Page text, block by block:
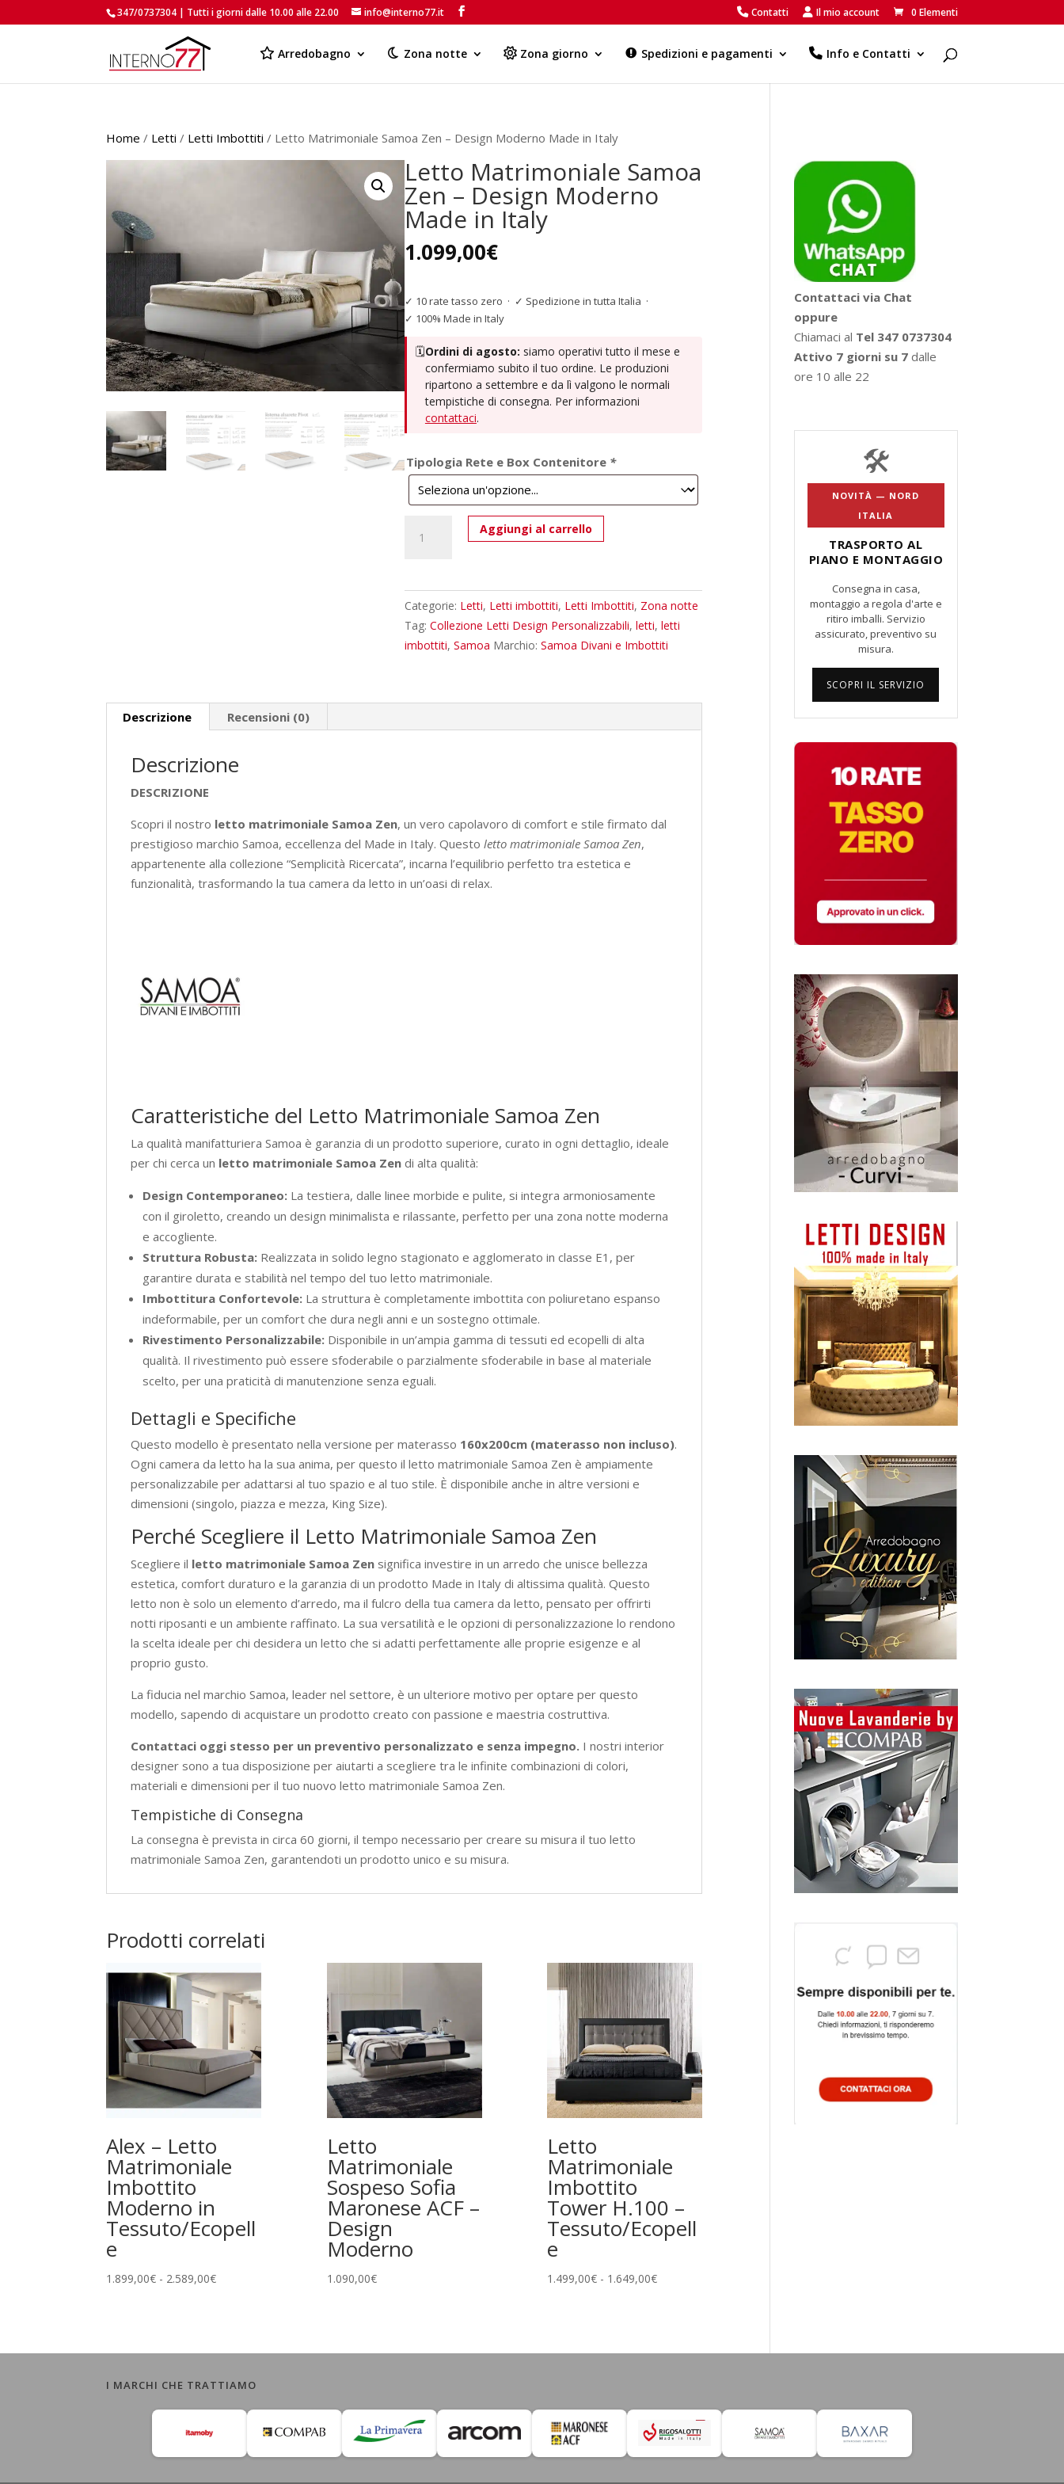
347/0737304 | Tutti i giorni dalle 10.00 alle 22.00 info@interno77.it Contatti Il mio account 0 Elementi
Arredobagno Zona notte Zona giorno Spedizioni e pagamenti Info e Contatti
Products
Home / Letti / Letti Imbottiti / Letto Matrimoniale Samoa Zen – Design Moderno Made in Italy
Letto Matrimoniale Samoa
Zen – Design Moderno
Made in Italy
1.099,00€
✓ 10 rate tasso zero · ✓ Spedizione in tutta Italia ·
✓ 100% Made in Italy
🗓️Ordini di agosto: siamo operativi tutto il mese e
confermiamo subito il tuo ordine. Le produzioni
ripartono a settembre e da lì valgono le normali
tempistiche di consegna. Per informazioni
contattaci.
Tipologia Rete e Box Contenitore *
Matrimoniale
-
Design
Moderno
Italy
Aggiungi al carrello
Categorie: Letti, Letti imbottiti, Letti Imbottiti, Zona notte
Tag: Collezione Letti Design Personalizzabili, letti, letti
imbottiti, Samoa Marchio: Samoa Divani e Imbottiti
Descrizione Recensioni (0)
Descrizione
DESCRIZIONE
Scopri il nostro letto matrimoniale Samoa Zen, un vero capolavoro di comfort e stile firmato dal
prestigioso marchio Samoa, eccellenza del Made in Italy. Questoletto matrimoniale Samoa Zen,
appartenente alla collezione “Semplicità Ricercata”, incarna l’equilibrio perfetto tra estetica e
funzionalità, trasformando la tua camera da letto in un’oasi di relax.
Caratteristiche del Letto Matrimoniale Samoa Zen
La qualità manifatturiera Samoa è garanzia di un prodotto superiore, curato in ogni dettaglio, ideale
per chi cerca un letto matrimoniale Samoa Zen di alta qualità:
Design Contemporaneo: La testiera, dalle linee morbide e pulite, si integra armoniosamente
con il giroletto, creando un design minimalista e rilassante, perfetto per una zona notte moderna
e accogliente.
Struttura Robusta: Realizzata in solido legno stagionato e agglomerato in classe E1, per
garantire durata e stabilità nel tempo del tuo letto matrimoniale.
Imbottitura Confortevole: La struttura è completamente imbottita con poliuretano espanso
indeformabile, per un comfort che dura negli anni e un sostegno ottimale.
Rivestimento Personalizzabile: Disponibile in un’ampia gamma di tessuti ed ecopelli di alta
qualità. Il rivestimento può essere sfoderabile o parzialmente sfoderabile in base al materiale
scelto, per una praticità di manutenzione senza eguali.
Dettagli e Specifiche
Questo modello è presentato nella versione per materasso 160x200cm (materasso non incluso).
Ogni camera da letto ha la sua anima, per questo il letto matrimoniale Samoa Zen è ampiamente
personalizzabile per adattarsi al tuo spazio e al tuo stile. È disponibile anche in altre versioni e
dimensioni (singolo, piazza e mezza, King Size).
Perché Scegliere il Letto Matrimoniale Samoa Zen
Scegliere il letto matrimoniale Samoa Zen significa investire in un arredo che unisce bellezza
estetica, comfort duraturo e la garanzia di un prodotto Made in Italy di altissima qualità. Questo
letto non è solo un elemento d’arredo, ma il fulcro della tua camera da letto, pensato per offrirti
notti riposanti e un ambiente raffinato. La sua versatilità e le opzioni di personalizzazione lo rendono
la scelta ideale per chi desidera un letto che si adatti perfettamente alle proprie esigenze e al
proprio gusto.
La fiducia nel marchio Samoa, leader nel settore, è un ulteriore motivo per optare per questo
modello, sapendo di acquistare un prodotto creato con passione e maestria costruttiva.
Contattaci oggi stesso per un preventivo personalizzato e senza impegno. I nostri interior
designer sono a tua disposizione per aiutarti a scegliere tra le infinite combinazioni di colori,
materiali e dimensioni per il tuo nuovo letto matrimoniale Samoa Zen.
Tempistiche di Consegna
La consegna è prevista in circa 60 giorni, il tempo necessario per creare su misura il tuo letto
matrimoniale Samoa Zen, garantendoti un prodotto unico e su misura.
Prodotti correlati
Alex – Letto
Matrimoniale
Imbottito
Moderno in
Tessuto/Ecopell
e
1.899,00€ - 2.589,00€Fascia
1.899,00€
2.589,00€
Letto
Matrimoniale
Sospeso Sofia
Maronese ACF –
Design
Moderno
1.090,00€
Letto
Matrimoniale
Imbottito
Tower H.100 –
Tessuto/Ecopell
e
1.499,00€ - 1.649,00€Fascia
1.499,00€
Contattaci via Chat
oppure
Chiamaci al Tel 347 0737304
Attivo 7 giorni su 7 dalle
ore 10 alle 22
🛠️
NOVITÀ — NORD
ITALIA
TRASPORTO AL
PIANO E MONTAGGIO
Consegna in casa,
montaggio a regola d'arte e
ritiro imballi. Servizio
assicurato, preventivo su
misura.
SCOPRI IL SERVIZIO
I MARCHI CHE TRATTIAMO